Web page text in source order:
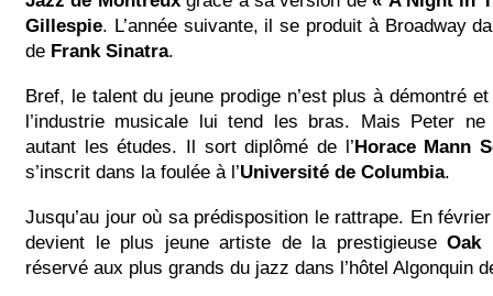
Gillespie. L’année suivante, il se produit à Broadway
de Frank Sinatra.
Bref, le talent du jeune prodige n’est plus à démontré
l’industrie musicale lui tend les bras. Mais Peter ne
autant les études. Il sort diplômé de l’Horace Mann
s’inscrit dans la foulée à l’Université de Columbia.
Jusqu’au jour où sa prédisposition le rattrape. En
devient le plus jeune artiste de la prestigieuseOak
réservé aux plus grands du jazz dans l’hôtel Algonquin